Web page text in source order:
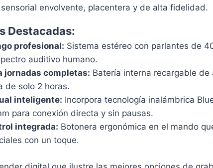
envolvente, placentera y de alta fidelidad.
Destacadas:
profesional: Sistema estéreo con parlantes de
auditivo humano.
jornadas completas: Batería interna recargable
de solo 2 horas.
inteligente: Incorpora tecnología inalámbrica
para conexión directa y sin pausas.
integrada: Botonera ergonómica en el mando
con un toque.